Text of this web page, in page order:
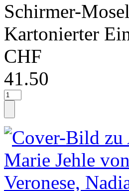
Schirmer-Mosel
Kartonierter
CHF
41.50